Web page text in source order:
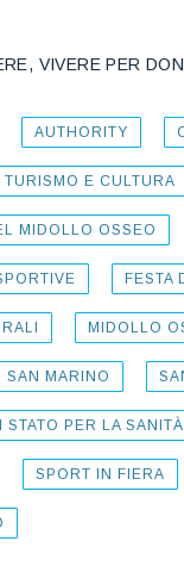
VIVERE PER
AUTHORITY
TURISMO E CULTURA
MIDOLLO OSSEO
FESTA
MIDOLLO
SAN MARINO
STATO PER LA SANITÀ
SPORT IN FIERA